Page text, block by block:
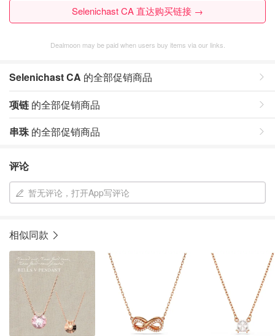
Selenichast CA 直达购买链接 →
Dealmoon may be paid when users buy items via our links.
Selenichast CA 的全部促销商品
项链 的全部促销商品
串珠的全部促销商品
评论
暂无评论，打开App写评论
相似同款